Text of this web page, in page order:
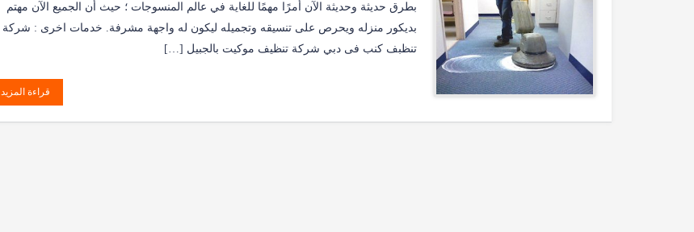
بطرق حديثة وحديثة الآن أمرًا مهمًا للغاية في عالم المنسوجات ؛ حيث أن الجميع الآن مهتم
بديكور منزله ويحرص على تنسيقه وتجميله ليكون له واجهة مشرفة. خدمات اخرى : شركة
تنظبف كنب فى دبي شركة تنظيف موكيت بالجبيل […]
قراءة المزيد